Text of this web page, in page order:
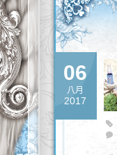
06
八月
2017